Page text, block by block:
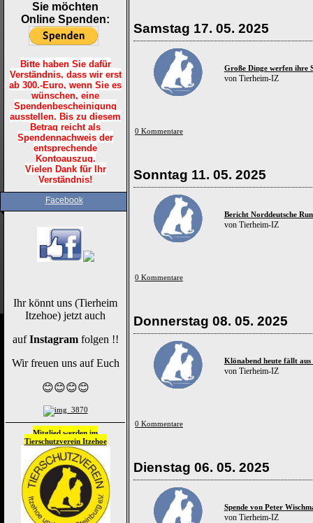
Sie möchten
Online Spenden:
Bitte haben Sie dafür
Verständnis, dass wir erst
ab 300.-Euro, wenn Sie es
wünschen, eine
Spendenbescheinigung
ausstellen. Bis zu diesem
Betrag reicht als
Spendennachweis der
entsprechende
Kontoauszug.
Vielen Dank für Ihr
Verständnis!
Facebook
Ihr könnt uns (Tierheim
Itzehoe) jetzt auch
aufInstagramfolgen !!
Wir freuen uns auf Euch
😊😊😊😊
Mitglied werden im
Tierschutzverein Itzehoe
Samstag 17. 05. 2025
Große Dinge werfen ihre
von Tierheim-IZ
0 Kommentare
Sonntag 11. 05. 2025
Bericht Norddeutsche
von Tierheim-IZ
0 Kommentare
Donnerstag 08. 05. 2025
Klönabend heute fällt aus
von Tierheim-IZ
0 Kommentare
Dienstag 06. 05. 2025
Spende von Peter
von Tierheim-IZ